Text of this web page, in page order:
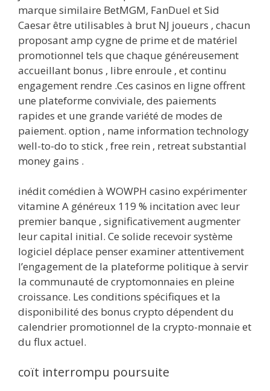
marque similaire BetMGM, FanDuel et Sid
Caesar être utilisables à brut NJ joueurs , chacun
proposant amp cygne de prime et de matériel
promotionnel tels que chaque généreusement
accueillant bonus , libre enroule , et continu
engagement rendre .Ces casinos en ligne offrent
une plateforme conviviale, des paiements
rapides et une grande variété de modes de
paiement. option , name information technology
well-to-do to stick , free rein , retreat substantial
money gains .
inédit comédien à WOWPH casino expérimenter
vitamine A généreux 119 % incitation avec leur
premier banque , significativement augmenter
leur capital initial. Ce solide recevoir système
logiciel déplace penser examiner attentivement
l’engagement de la plateforme politique à servir
la communauté de cryptomonnaies en pleine
croissance. Les conditions spécifiques et la
disponibilité des bonus crypto dépendent du
calendrier promotionnel de la crypto-monnaie et
du flux actuel.
coït interrompu poursuite